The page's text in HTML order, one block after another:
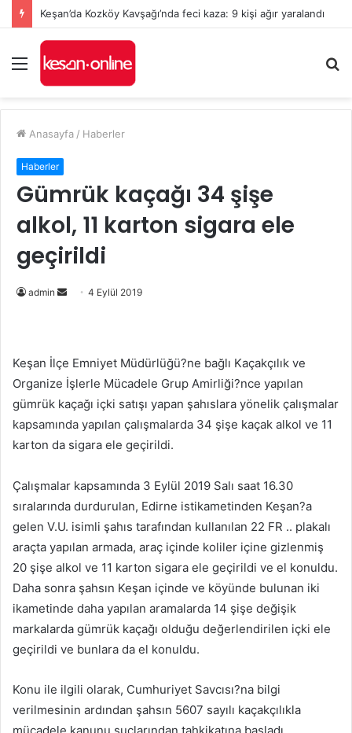
Keşan’da Kozköy Kavşağı’nda feci kaza: 9 kişi ağır yaralandı
Menü
...
Anasayfa / Haberler
Haberler
Gümrük kaçağı 34 şişe
alkol, 11 karton sigara ele
geçirildi
admin
Bir
4 Eylül 2019
Keşan İlçe Emniyet Müdürlüğü?ne bağlı Kaçakçılık ve
Organize İşlerle Mücadele Grup Amirliği?nce yapılan
gümrük kaçağı içki satışı yapan şahıslara yönelik çalışmalar
kapsamında yapılan çalışmalarda 34 şişe kaçak alkol ve 11
karton da sigara ele geçirildi.
Çalışmalar kapsamında 3 Eylül 2019 Salı saat 16.30
sıralarında durdurulan, Edirne istikametinden Keşan?a
gelen V.U. isimli şahıs tarafından kullanılan 22 FR .. plakalı
araçta yapılan armada, araç içinde koliler içine gizlenmiş
20 şişe alkol ve 11 karton sigara ele geçirildi ve el konuldu.
Daha sonra şahsın Keşan içinde ve köyünde bulunan iki
ikametinde daha yapılan aramalarda 14 şişe değişik
markalarda gümrük kaçağı olduğu değerlendirilen içki ele
geçirildi ve bunlara da el konuldu.
Konu ile ilgili olarak, Cumhuriyet Savcısı?na bilgi
verilmesinin ardından şahsın 5607 sayılı kaçakçılıkla